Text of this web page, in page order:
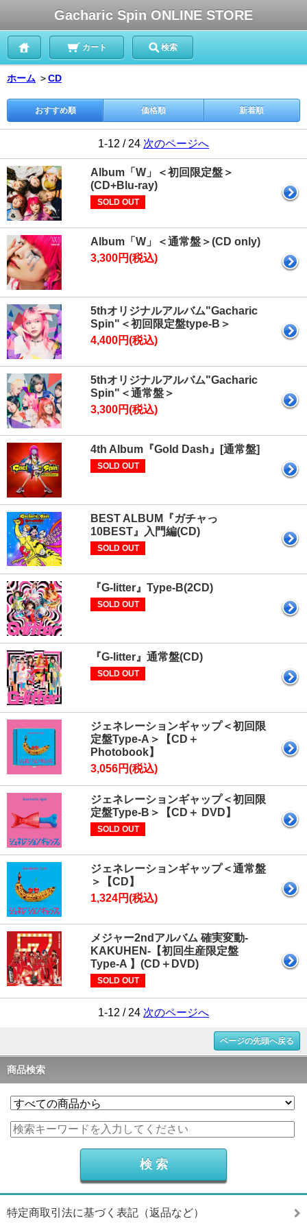
Gacharic Spin ONLINE STORE
カート 検索
ホーム ＞CD
おすすめ順 価格順 新着順
1-12 / 24 次のページへ
Album「W」＜初回限定盤＞
(CD+Blu-ray)
SOLD OUT
Album「W」＜通常盤＞(CD only)
3,300円(税込)
5thオリジナルアルバム"Gacharic
Spin"＜初回限定盤type-B＞
4,400円(税込)
5thオリジナルアルバム"Gacharic
Spin"＜通常盤＞
3,300円(税込)
4th Album『Gold Dash』[通常盤]
SOLD OUT
BEST ALBUM『ガチャっ
10BEST』入門編(CD)
SOLD OUT
『G-litter』Type-B(2CD)
SOLD OUT
『G-litter』通常盤(CD)
SOLD OUT
ジェネレーションギャップ＜初回限
定盤Type-A＞【CD＋
Photobook】
3,056円(税込)
ジェネレーションギャップ＜初回限
定盤Type-B＞【CD＋ DVD】
SOLD OUT
ジェネレーションギャップ＜通常盤
＞【CD】
1,324円(税込)
メジャー2ndアルバム 確実変動-
KAKUHEN-【初回生産限定盤
Type-A 】(CD＋DVD)
SOLD OUT
1-12 / 24 次のページへ
ページの先頭へ戻る
商品検索
特定商取引法に基づく表記（返品など）